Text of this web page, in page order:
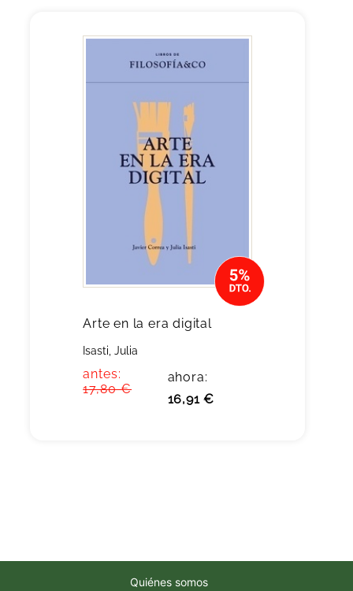
Arte en la era digital
Isasti, Julia
antes:
17,80 €
ahora:
16,91 €
Quiénes somos